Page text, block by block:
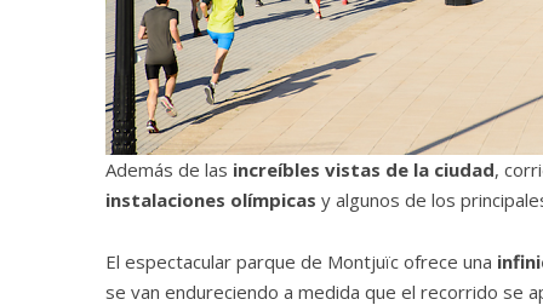
Además de las increíbles vistas de la ciudad,
instalaciones olímpicas y algunos de los
El espectacular parque de Montjuïc ofrece una
se van endureciendo a medida que el recorrido se